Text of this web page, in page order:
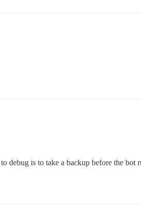
debug is to take a backup before the bot